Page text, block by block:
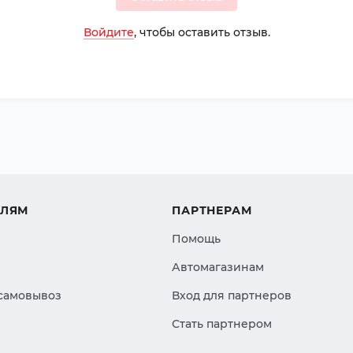
Войдите, чтобы оставить отзыв.
ПАРТНЕРАМ
Помощь
Автомагазинам
Вход для партнеров
Стать партнером